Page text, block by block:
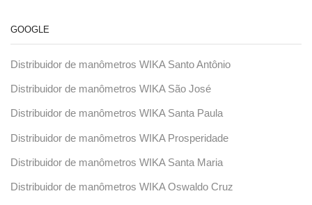
GOOGLE
Distribuidor de manômetros WIKA Santo Antônio
Distribuidor de manômetros WIKA São José
Distribuidor de manômetros WIKA Santa Paula
Distribuidor de manômetros WIKA Prosperidade
Distribuidor de manômetros WIKA Santa Maria
Distribuidor de manômetros WIKA Oswaldo Cruz